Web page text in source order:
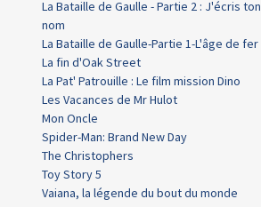
La Bataille de Gaulle - Partie 2 : J'écris ton
nom
La Bataille de Gaulle-Partie 1-L'âge de fer
La fin d'Oak Street
La Pat' Patrouille : Le film mission Dino
Les Vacances de Mr Hulot
Mon Oncle
Spider-Man: Brand New Day
The Christophers
Toy Story 5
Vaiana, la légende du bout du monde